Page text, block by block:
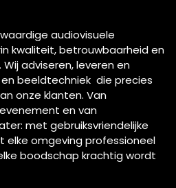
audiovisuele
kwaliteit, betrouwbaarheid en
adviseren, leveren en
beeldtechniek die precies
onze klanten. Van
en van
met gebruiksvriendelijke
elke omgeving professioneel
boodschap krachtig wordt